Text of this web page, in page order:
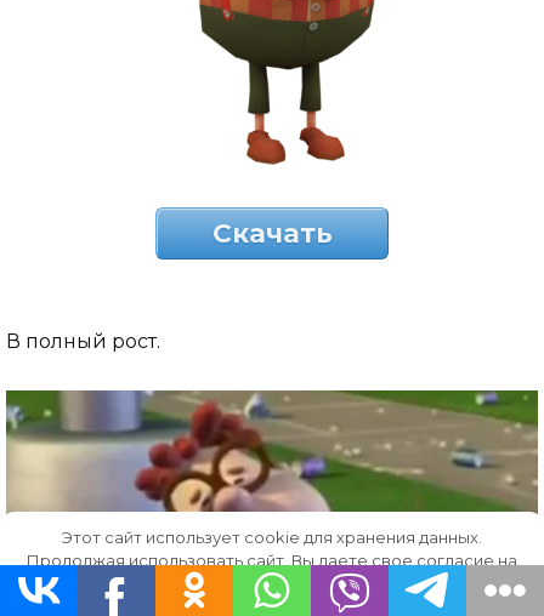
Скачать
В полный рост.
Этот сайт использует cookie для хранения данных.
Продолжая использовать сайт, Вы даете свое согласие на
работу с этими файлами.
OK